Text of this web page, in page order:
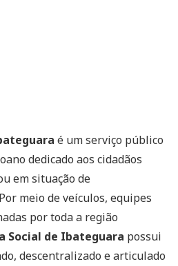
é um serviço público
dedicado aos cidadãos
em situação de
meio de veículos, equipes
por toda a região
Social de Ibateguara possui
descentralizado e articulado